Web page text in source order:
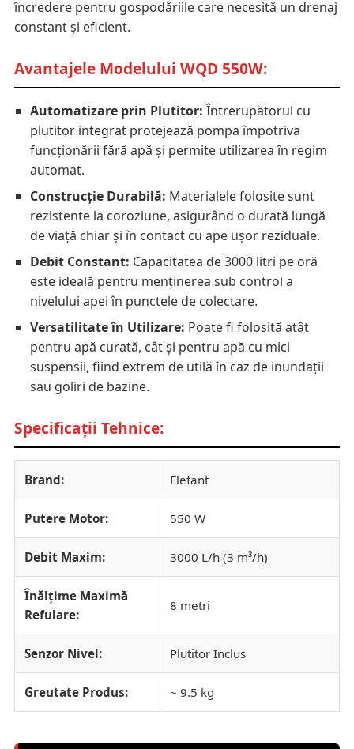
încredere pentru gospodăriile care necesită un drenaj
constant și eficient.
Avantajele Modelului WQD 550W:
Automatizare prin Plutitor: Întrerupătorul cu
plutitor integrat protejează pompa împotriva
funcționării fără apă și permite utilizarea în regim
automat.
Construcție Durabilă: Materialele folosite sunt
rezistente la coroziune, asigurând o durată lungă
de viață chiar și în contact cu ape ușor reziduale.
Debit Constant: Capacitatea de 3000 litri pe oră
este ideală pentru menținerea sub control a
nivelului apei în punctele de colectare.
Versatilitate în Utilizare: Poate fi folosită atât
pentru apă curată, cât și pentru apă cu mici
suspensii, fiind extrem de utilă în caz de inundații
sau goliri de bazine.
Specificații Tehnice:
Brand: Elefant
Putere Motor: 550 W
Debit Maxim: 3000 L/h (3 m³/h)
Înălțime Maximă
Refulare:
8 metri
Senzor Nivel: Plutitor Inclus
Greutate Produs: ~ 9.5 kg